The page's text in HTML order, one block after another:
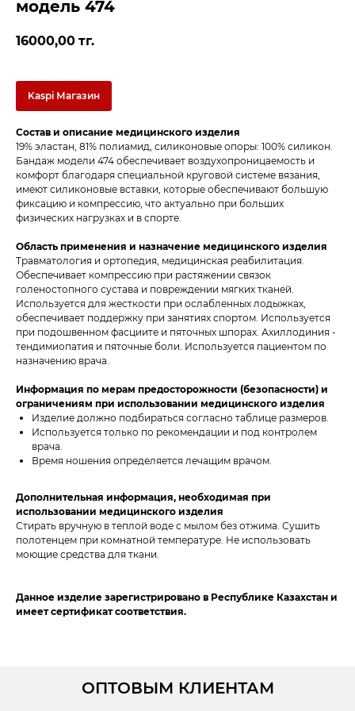
модель 474
16000,00 тг.
Kaspi Магазин
Состав и описание медицинского изделия
19% эластан, 81% полиамид, силиконовые опоры: 100% силикон.
Бандаж модели 474 обеспечивает воздухопроницаемость и
комфорт благодаря специальной круговой системе вязания,
имеют силиконовые вставки, которые обеспечивают большую
фиксацию и компрессию, что актуально при больших
физических нагрузках и в спорте.
Область применения и назначение медицинского изделия
Травматология и ортопедия, медицинская реабилитация.
Обеспечивает компрессию при растяжении связок
голеностопного сустава и повреждении мягких тканей.
Используется для жесткости при ослабленных лодыжках,
обеспечивает поддержку при занятиях спортом. Используется
при подошвенном фасциите и пяточных шпорах. Ахиллодиния -
тендимиопатия и пяточные боли. Используется пациентом по
назначению врача.
Информация по мерам предосторожности (безопасности) и
ограничениям при использовании медицинского изделия
Изделие должно подбираться согласно таблице размеров.
Используется только по рекомендации и под контролем
врача.
Время ношения определяется лечащим врачом.
Дополнительная информация, необходимая при
использовании медицинского изделия
Стирать вручную в теплой воде с мылом без отжима. Сушить
полотенцем при комнатной температуре. Не использовать
моющие средства для ткани.
Данное изделие зарегистрировано в Республике Казахстан и
имеет сертификат соответствия.
ОПТОВЫМ КЛИЕНТАМ